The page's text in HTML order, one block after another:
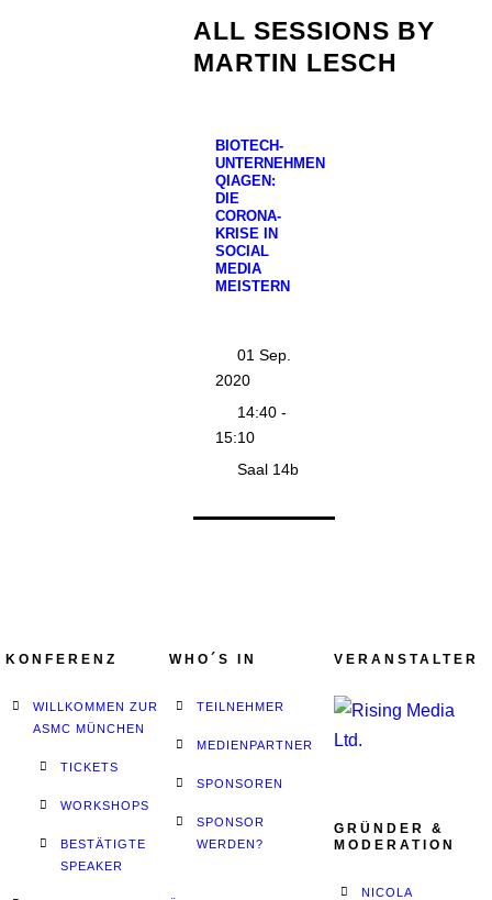
ALL SESSIONS BY
MARTIN LESCH
BIOTECH-
UNTERNEHMEN
QIAGEN:
DIE
CORONA-
KRISE IN
SOCIAL
MEDIA
MEISTERN
01 Sep.
2020
14:40 -
15:10
Saal 14b
KONFERENZ
WILLKOMMEN ZUR
ASMC MÜNCHEN
TICKETS
WORKSHOPS
BESTÄTIGTE
SPEAKER
WHO´S IN
TEILNEHMER
MEDIENPARTNER
SPONSOREN
SPONSOR
WERDEN?
VERANSTALTER
GRÜNDER &
MODERATION
NICOLA